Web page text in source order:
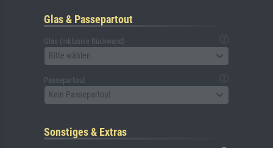
Glas & Passepartout
Glas (inklusive Rückwand)
Bitte wählen
Passepartout
Kein Passepartout
Sonstiges & Extras